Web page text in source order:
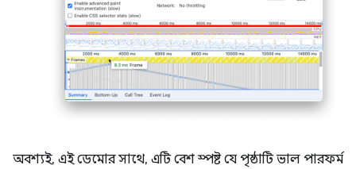
অবশ্যই, এই ডেমোর সাথে, এটি বেশ স্পষ্ট যে পৃষ্ঠাটি ভাল পারফর্ম